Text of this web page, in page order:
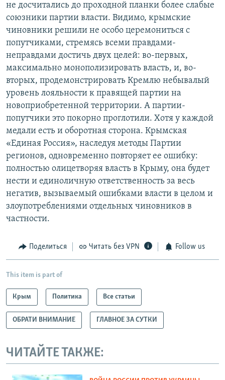
не досчитались до проходной планки более слабые
союзники партии власти. Видимо, крымские
чиновники решили не особо церемониться с
попутчиками, стремясь всеми правдами-
неправдами достичь двух целей: во-первых,
максимально монополизировать власть, и, во-
вторых, продемонстрировать Кремлю небывалый
уровень лояльности к правящей партии на
новоприобретенной территории. А партии-
попутчики это покорно проглотили. Хотя у каждой
медали есть и оборотная сторона. Крымская
«Единая Россия», наследуя методы Партии
регионов, одновременно повторяет ее ошибку:
полностью олицетворяя власть в Крыму, она будет
нести и единоличную ответственность за весь
негатив, вызываемый ошибками власти в целом и
злоупотреблениями отдельных чиновников в
частности.
Поделиться Читать без VPN Follow us
This item is part of
Крым Политика Все статьи
ОБРАТИ ВНИМАНИЕ ГЛАВНОЕ ЗА СУТКИ
ЧИТАЙТЕ ТАКЖЕ: